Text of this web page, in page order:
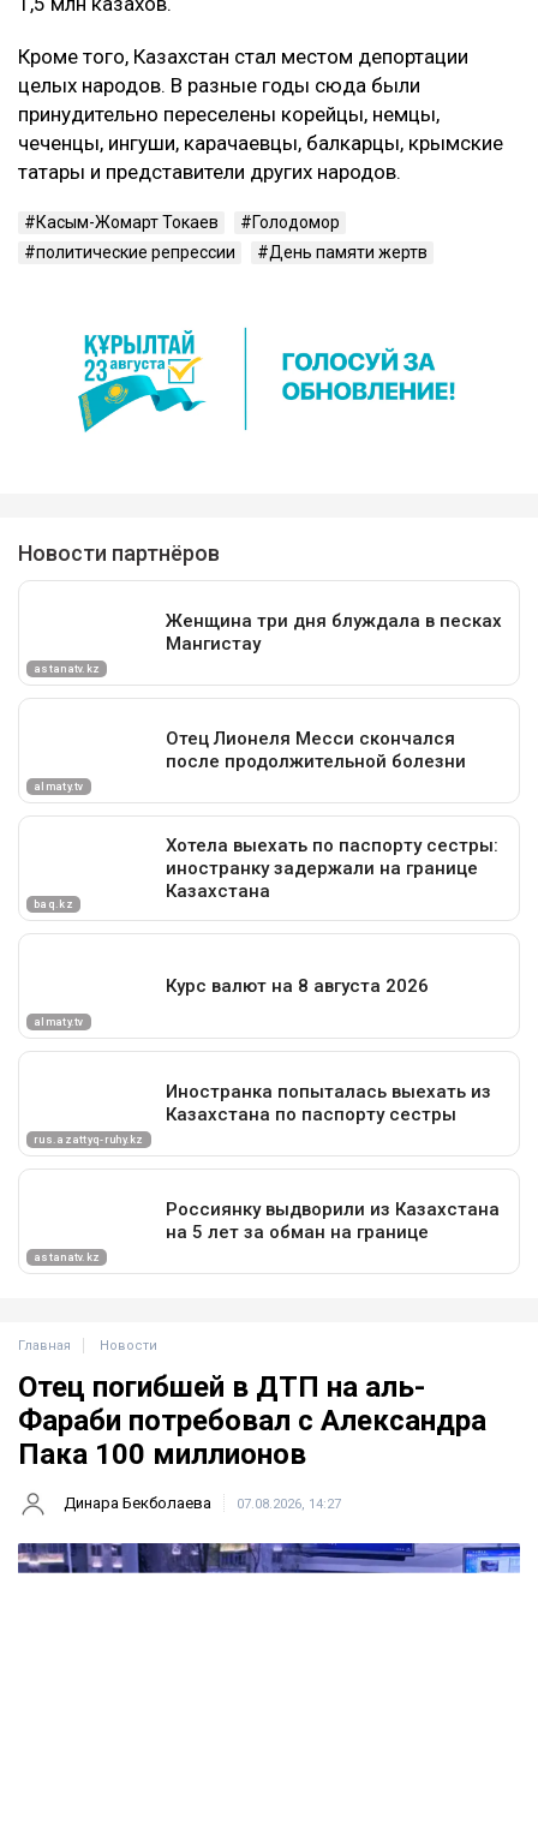
Кроме того, Казахстан стал местом депортации
целых народов. В разные годы сюда были
принудительно переселены корейцы, немцы,
чеченцы, ингуши, карачаевцы, балкарцы, крымские
татары и представители других народов.
Касым-Жомарт Токаев
Голодомор
политические репрессии
День памяти жертв
Главная Новости
Отец погибшей в ДТП на аль-
Фараби потребовал с Александра
Пака 100 миллионов
Динара Бекболаева 07.08.2026, 14:27